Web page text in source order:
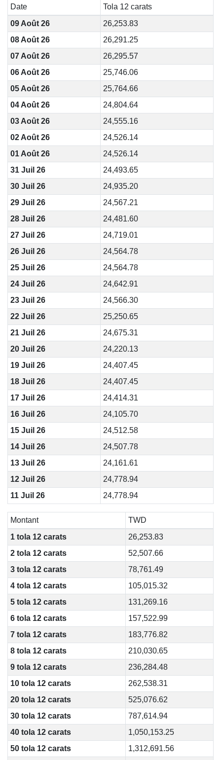
Date
Tola 12 carats
09 Août 26
26,253.83
08 Août 26
26,291.25
07 Août 26
26,295.57
06 Août 26
25,746.06
05 Août 26
25,764.66
04 Août 26
24,804.64
03 Août 26
24,555.16
02 Août 26
24,526.14
01 Août 26
24,526.14
31 Juil 26
24,493.65
30 Juil 26
24,935.20
29 Juil 26
24,567.21
28 Juil 26
24,481.60
27 Juil 26
24,719.01
26 Juil 26
24,564.78
25 Juil 26
24,564.78
24 Juil 26
24,642.91
23 Juil 26
24,566.30
22 Juil 26
25,250.65
21 Juil 26
24,675.31
20 Juil 26
24,220.13
19 Juil 26
24,407.45
18 Juil 26
24,407.45
17 Juil 26
24,414.31
16 Juil 26
24,105.70
15 Juil 26
24,512.58
14 Juil 26
24,507.78
13 Juil 26
24,161.61
12 Juil 26
24,778.94
11 Juil 26
24,778.94
Montant
TWD
1 tola 12 carats
26,253.83
2 tola 12 carats
52,507.66
3 tola 12 carats
78,761.49
4 tola 12 carats
105,015.32
5 tola 12 carats
131,269.16
6 tola 12 carats
157,522.99
7 tola 12 carats
183,776.82
8 tola 12 carats
210,030.65
9 tola 12 carats
236,284.48
10 tola 12 carats
262,538.31
20 tola 12 carats
525,076.62
30 tola 12 carats
787,614.94
40 tola 12 carats
1,050,153.25
50 tola 12 carats
1,312,691.56